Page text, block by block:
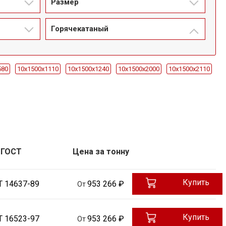
Размер
Горячекатаный
10x1500х1110 10x1500х1240 10x1500х2000 10x1500х2110
5000 35x1200-1300х4000-4500
50x550-650х1680
60x1000-1100х1260
60x650х540
ГОСТ Цена за тонну
14637-89 От 953 266 ₽ Купить
16523-97 От 953 266 ₽ Купить